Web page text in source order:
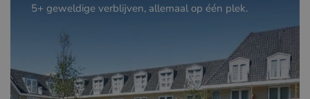
5+ geweldige verblijven, allemaal op één plek.